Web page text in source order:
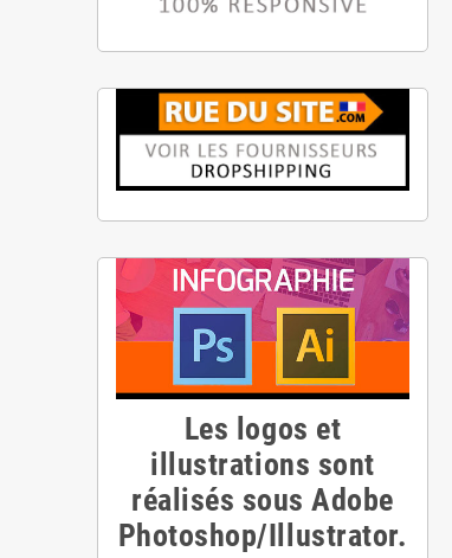
Les logos et
illustrations sont
réalisés sous Adobe
Photoshop/Illustrator.